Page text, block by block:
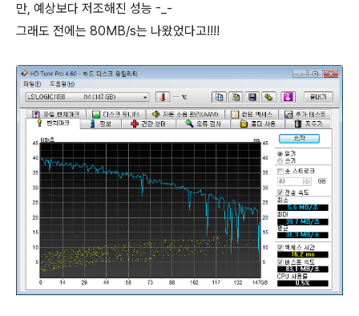
만, 예상보다 저조해진 성능 -_-
그래도 전에는 80MB/s는 나왔었다고!!!!